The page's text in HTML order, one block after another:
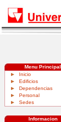
Menu Principal
Inicio
Edificios
Dependencias
Personal
Sedes
Informacion